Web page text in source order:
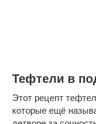
Тефтели в
Этот рецепт
которые ещё